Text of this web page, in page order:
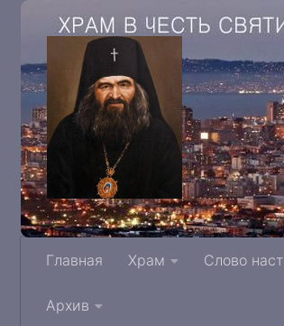
Храм в честь святителя
Тверской митрополии
Главная Храм Слово
Архив